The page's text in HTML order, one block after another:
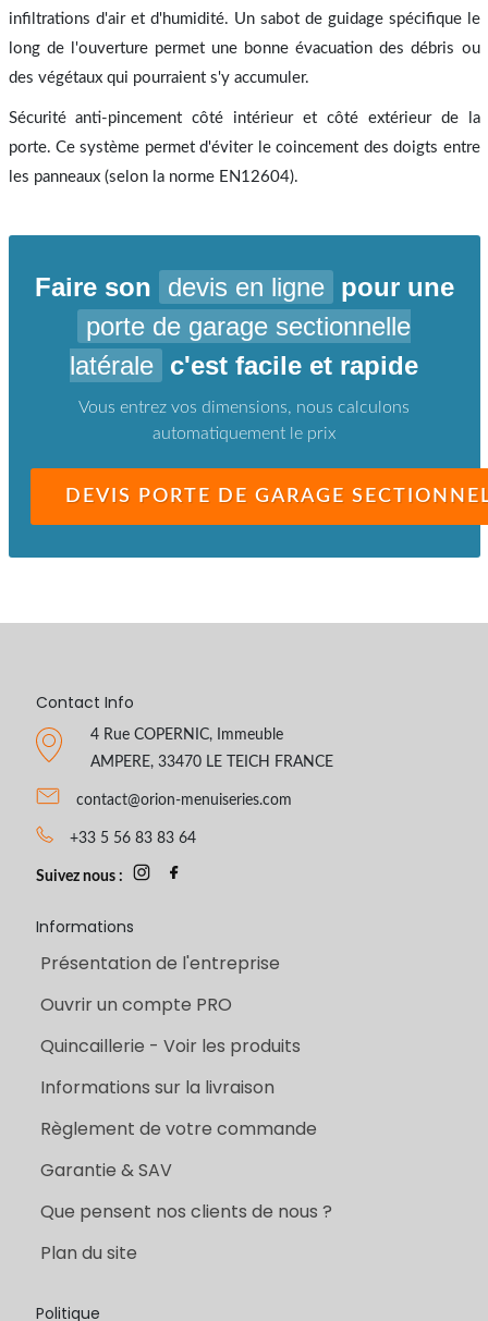
infiltrations d'air et d'humidité. Un sabot de guidage spécifique le
long de l'ouverture permet une bonne évacuation des débris ou
des végétaux qui pourraient s'y accumuler.
Sécurité anti-pincement côté intérieur et côté extérieur de la
porte. Ce système permet d'éviter le coincement des doigts entre
les panneaux (selon la norme EN12604).
Faire son devis en ligne
pour une
porte de garage sectionnelle
latérale c'est facile et rapide
Vous entrez vos dimensions, nous calculons
automatiquement le prix
DEVIS PORTE DE GARAGE
Contact Info
4 Rue COPERNIC, Immeuble
AMPERE, 33470 LE TEICH FRANCE
contact@orion-menuiseries.com
+33 5 56 83 83 64
Suivez nous :
Informations
Présentation de l'entreprise
Ouvrir un compte PRO
Quincaillerie - Voir les produits
Informations sur la livraison
Règlement de votre commande
Garantie & SAV
Que pensent nos clients de nous ?
Plan du site
Politique